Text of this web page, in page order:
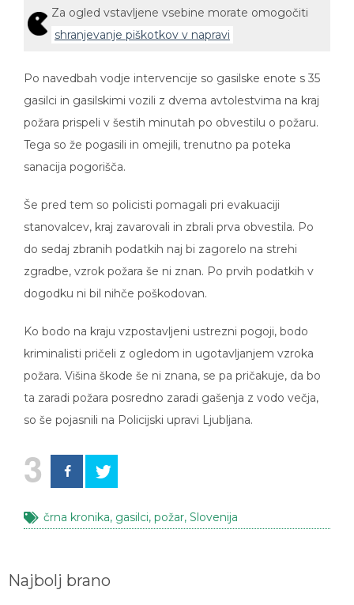
Za ogled vstavljene vsebine morate omogočiti
shranjevanje piškotkov v napravi
Po navedbah vodje intervencije so gasilske enote s 35
gasilci in gasilskimi vozili z dvema avtolestvima na kraj
požara prispeli v šestih minutah po obvestilu o požaru.
Tega so že pogasili in omejili, trenutno pa poteka
sanacija pogorišča.
Še pred tem so policisti pomagali pri evakuaciji
stanovalcev, kraj zavarovali in zbrali prva obvestila. Po
do sedaj zbranih podatkih naj bi zagorelo na strehi
zgradbe, vzrok požara še ni znan. Po prvih podatkih v
dogodku ni bil nihče poškodovan.
Ko bodo na kraju vzpostavljeni ustrezni pogoji, bodo
kriminalisti pričeli z ogledom in ugotavljanjem vzroka
požara. Višina škode še ni znana, se pa pričakuje, da bo
ta zaradi požara posredno zaradi gašenja z vodo večja,
so še pojasnili na Policijski upravi Ljubljana.
3
črna kronika, gasilci, požar, Slovenija
Najbolj brano